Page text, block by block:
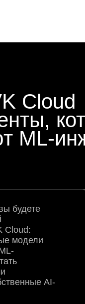
будете
Cloud:
модели
AI-
Cloud
ML-